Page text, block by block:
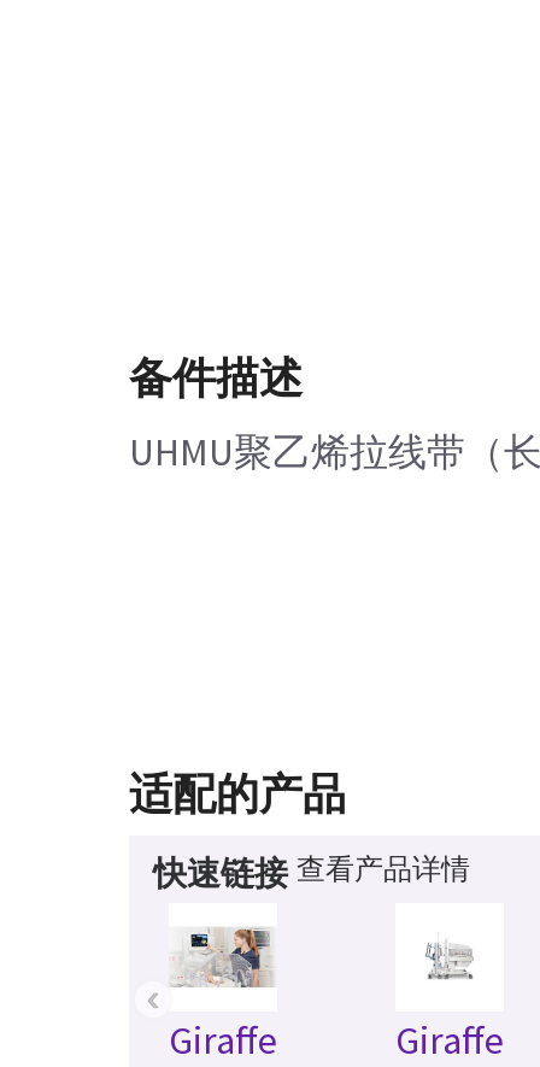
备件描述
UHMU聚乙烯拉线带（
适配的产品
快速链接 查看产品详情
Giraffe Giraffe
‹